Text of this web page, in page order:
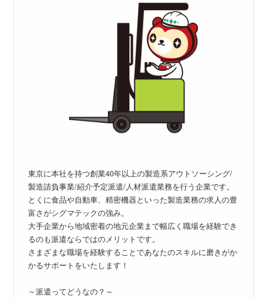
東京に本社を持つ創業40年以上の製造系アウトソーシング/
製造請負事業/紹介予定派遣/人材派遣業務を行う企業です。
とくに食品や自動車、精密機器といった製造業務の求人の豊
富さがシグマテックの強み。
大手企業から地域密着の地元企業まで幅広く職場を経験でき
るのも派遣ならではのメリットです。
さまざまな職場を経験することであなたのスキルに磨きがか
かるサポートをいたします！
～派遣ってどうなの？～